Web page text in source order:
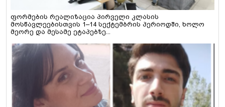
ფორმების რეალიზაცია პირველი კლასის
მოსწავლეებისთვის 1–14 სექტემბრის პერიოდში, ხოლო
მეორე და მესამე ეტაპებზე...